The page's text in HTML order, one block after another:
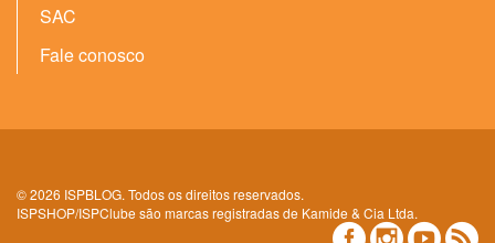
SAC
Fale conosco
© 2026 ISPBLOG. Todos os direitos reservados.
ISPSHOP/ISPClube são marcas registradas de Kamide & Cia Ltda.